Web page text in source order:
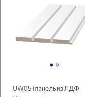
UW05 i панель из ЛДФ